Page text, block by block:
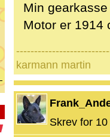
Min
Motor er
karmann martin
Skrev for